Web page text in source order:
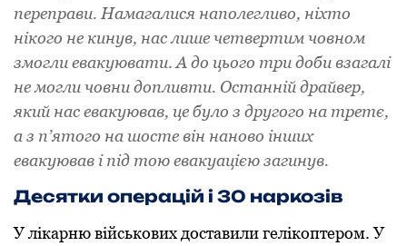
переправи. Намагалися наполегливо, ніхто
нікого не кинув, нас лише четвертим човном
змогли евакуювати. А до цього три доби взагалі
не могли човни допливти. Останній драйвер,
який нас евакуював, це було з другого на третє,
а з п’ятого на шосте він наново інших
евакуював і під тою евакуацією загинув.
Десятки операцій і 30 наркозів
У лікарню військових доставили гелікоптером. У